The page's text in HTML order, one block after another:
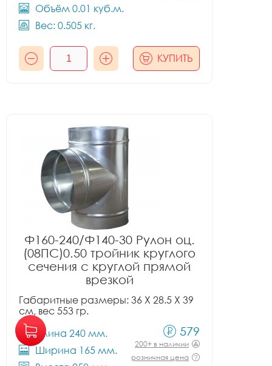
Объём 0.01 куб.м.
Вес: 0.505 кг.
КУПИТЬ
Ф160-240/Ф140-30 Рулон оц.
(08ПС)0.50 тройник круглого
сечения с круглой прямой
врезкой
Габаритные размеры: 36 X 28.5 X 39
см, вес 553 гр.
Длина 240 мм.
Ширина 165 мм.
579
200+ в наличии
розничная цена